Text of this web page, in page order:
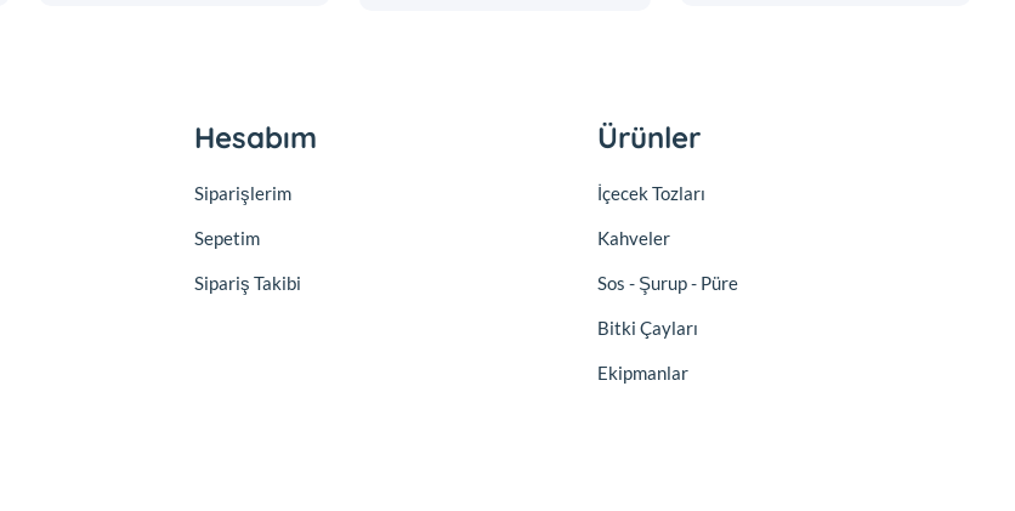
Hesabım
Siparişlerim
Sepetim
Sipariş Takibi
Ürünler
İçecek Tozları
Kahveler
Sos - Şurup - Püre
Bitki Çayları
Ekipmanlar